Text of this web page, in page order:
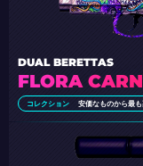
FLORA
DUAL BERETTAS
コレクション 安価なものから最